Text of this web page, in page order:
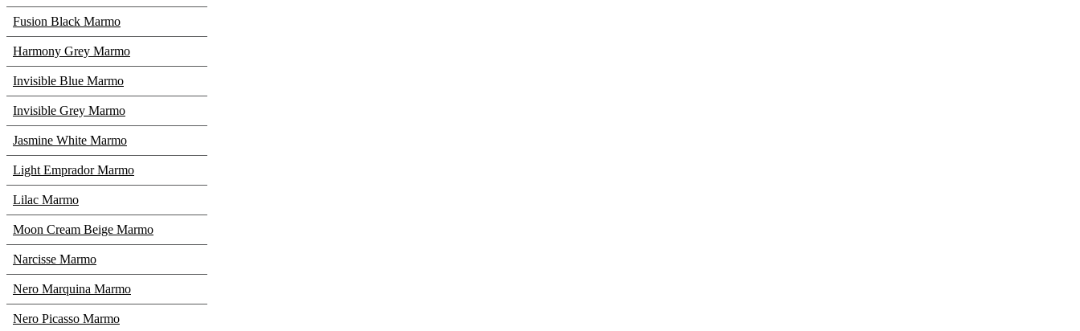
Fusion Black Marmo
Harmony Grey Marmo
Invisible Blue Marmo
Invisible Grey Marmo
Jasmine White Marmo
Light Emprador Marmo
Lilac Marmo
Moon Cream Beige Marmo
Narcisse Marmo
Nero Marquina Marmo
Nero Picasso Marmo